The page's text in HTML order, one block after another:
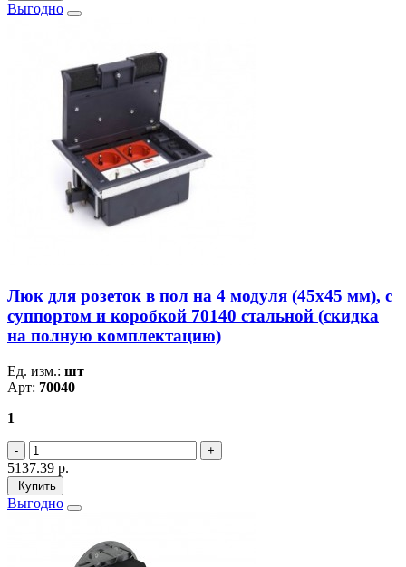
Выгодно
Люк для розеток в пол на 4 модуля (45х45 мм), с
суппортом и коробкой 70140 стальной (скидка
на полную комплектацию)
Ед. изм.: шт
Арт: 70040
1
5137.39 р.
Купить
Выгодно